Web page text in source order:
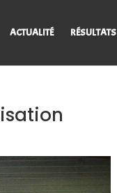
ACTUALITÉ RÉSULTATS